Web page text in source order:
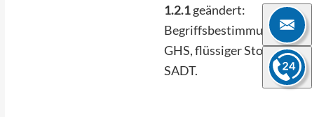
1.2.1geändert:
Begriffsbestimmungen für
GHS, flüssiger Stoff und
SADT.